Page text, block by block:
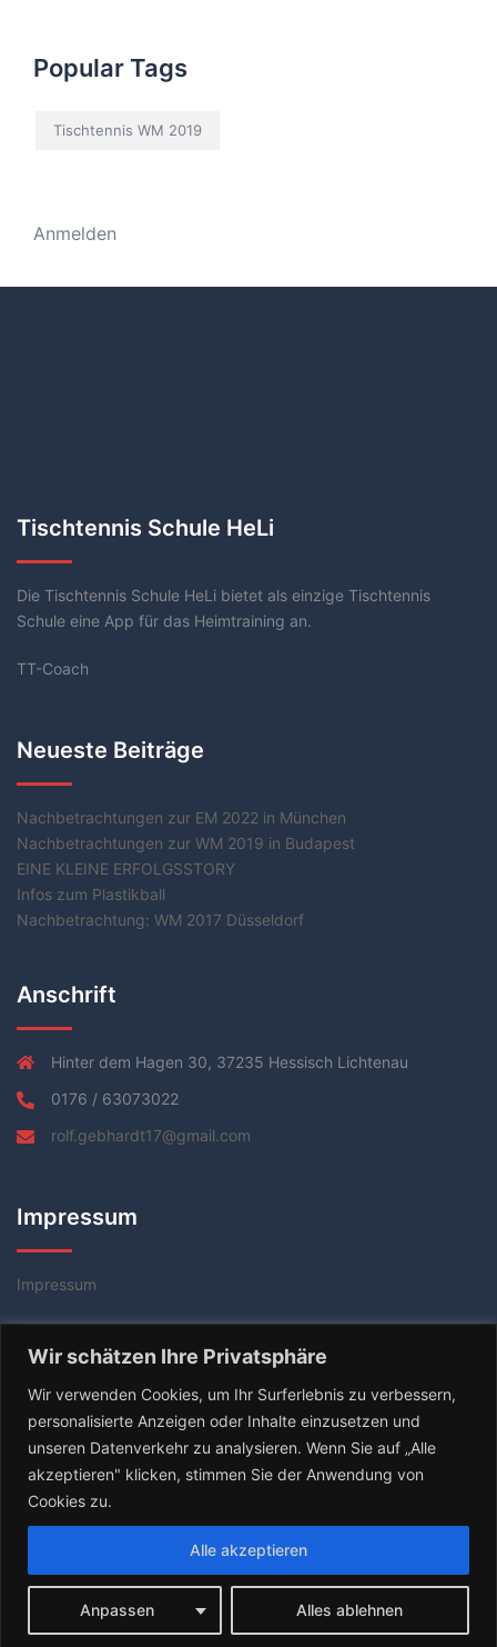
Wir schätzen Ihre Privatsphäre
Wir verwenden Cookies, um Ihr Surferlebnis zu verbessern,
personalisierte Anzeigen oder Inhalte einzusetzen und
unseren Datenverkehr zu analysieren. Wenn Sie auf „Alle
akzeptieren" klicken, stimmen Sie der Anwendung von
Cookies zu.
Anpassen Alles ablehnen
Alle akzeptieren
Popular Tags
Tischtennis WM 2019
Anmelden
Tischtennis Schule HeLi
Die Tischtennis Schule HeLi bietet als einzige Tischtennis
Schule eine App für das Heimtraining an.
TT-Coach
Neueste Beiträge
Nachbetrachtungen zur EM 2022 in München
Nachbetrachtungen zur WM 2019 in Budapest
EINE KLEINE ERFOLGSSTORY
Infos zum Plastikball
Nachbetrachtung: WM 2017 Düsseldorf
Anschrift
Hinter dem Hagen 30, 37235 Hessisch Lichtenau
0176 / 63073022
rolf.gebhardt17@gmail.com
Impressum
Impressum
© 2026 Tischtennis Coach Rolf Gebhardt. Stolz
präsentiert von
Sydney